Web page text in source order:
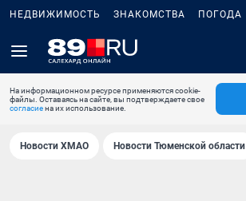
НЕДВИЖИМОСТЬ ЗНАКОМСТВА ПОГОДА
На информационном ресурсе применяются cookie-
файлы. Оставаясь на сайте, вы подтверждаете свое
согласиена их использование.
Новости ХМАО Новости Тюменской области